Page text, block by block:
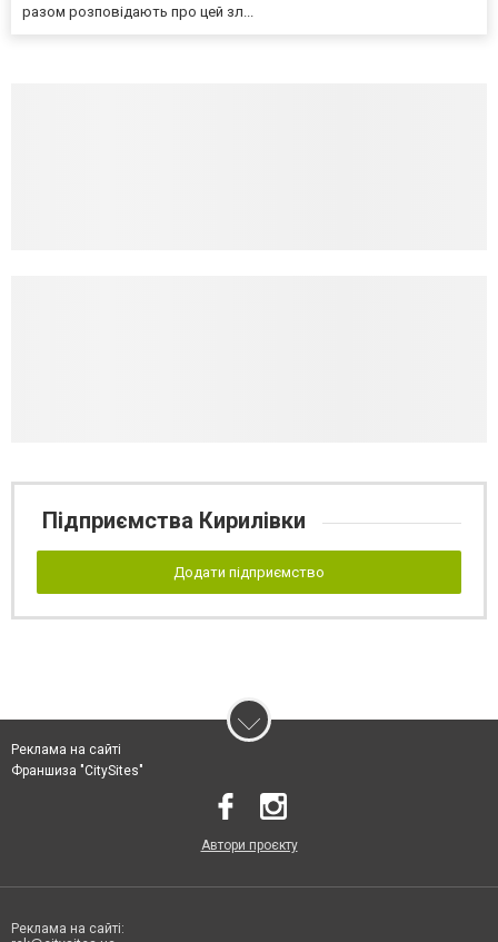
разом розповідають про цей зл...
Підприємства Кирилівки
Додати підприємство
Реклама на сайті
Франшиза "CitySites"
Автори проєкту
Реклама на сайті: